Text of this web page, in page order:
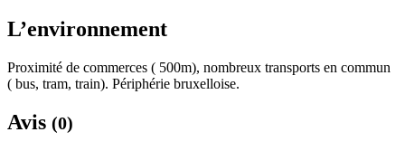
L’environnement
Proximité de commerces ( 500m), nombreux transports en commun
( bus, tram, train). Périphérie bruxelloise.
Avis (0)